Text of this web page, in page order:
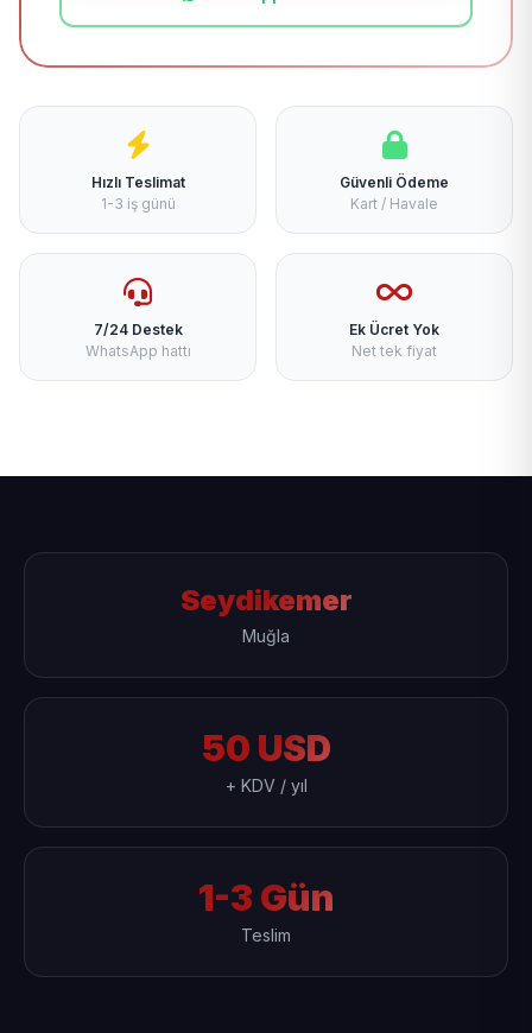
Hızlı Teslimat
1-3 iş günü
Güvenli Ödeme
Kart / Havale
7/24 Destek
WhatsApp hattı
Ek Ücret Yok
Net tek fiyat
Seydikemer
Muğla
50 USD
+ KDV / yıl
1-3 Gün
Teslim